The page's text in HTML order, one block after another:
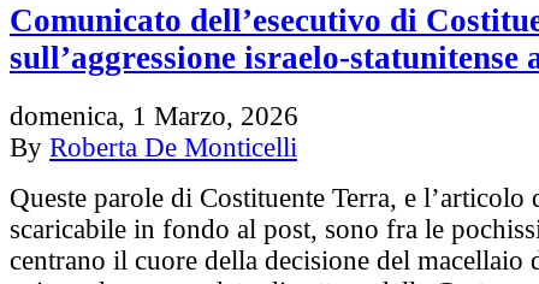
Comunicato dell’esecutivo di
sull’aggressione israelo-statunitense
domenica, 1 Marzo, 2026
By Roberta De Monticelli
Queste parole di Costituente Terra, e
scaricabile in fondo al post, sono fra le
centrano il cuore della decisione del macellaio